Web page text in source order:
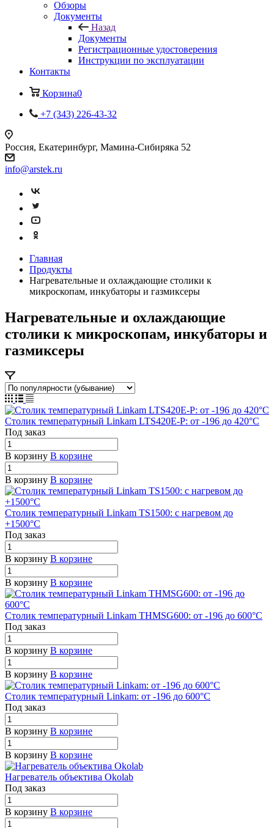
Обзоры
Документы
Назад
Документы
Регистрационные удостоверения
Инструкции по эксплуатации
Контакты
Корзина0
+7 (343) 226-43-32
Россия, Екатеринбург, Мамина-Сибиряка 52
info@arstek.ru
Главная
Продукты
Нагревательные и охлаждающие столики к
микроскопам, инкубаторы и газмиксеры
Нагревательные и охлаждающие
столики к микроскопам, инкубаторы и
газмиксеры
Столик температурный Linkam LTS420E-P: от -196 до 420°C
Под заказ
В корзину В корзине
В корзину В корзине
Столик температурный Linkam TS1500: с нагревом до
+1500°C
Под заказ
В корзину В корзине
В корзину В корзине
Столик температурный Linkam THMSG600: от -196 до 600°C
Под заказ
В корзину В корзине
В корзину В корзине
Столик температурный Linkam: от -196 до 600°C
Под заказ
В корзину В корзине
В корзину В корзине
Нагреватель объектива Okolab
Под заказ
В корзину В корзине